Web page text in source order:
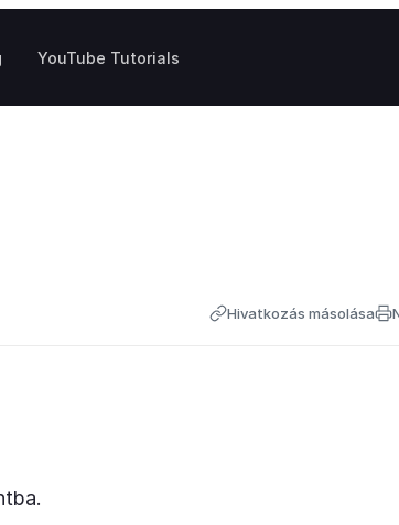
YouTube Tutorials
Hivatkozás másolása